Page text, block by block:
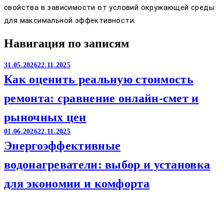
свойства в зависимости от условий окружающей среды
для максимальной эффективности.
Навигация по записям
31.05.202622.11.2025
Как оценить реальную стоимость
ремонта: сравнение онлайн-смет и
рыночных цен
01.06.202622.11.2025
Энергоэффективные
водонагреватели: выбор и установка
для экономии и комфорта